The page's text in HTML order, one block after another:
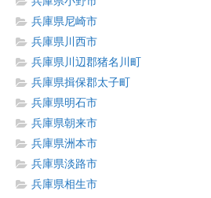
兵庫県尼崎市
兵庫県川西市
兵庫県川辺郡猪名川町
兵庫県揖保郡太子町
兵庫県明石市
兵庫県朝来市
兵庫県洲本市
兵庫県淡路市
兵庫県相生市